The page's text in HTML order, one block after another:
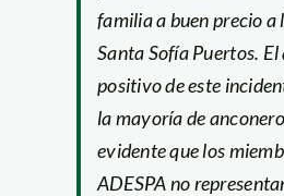
familia a buen precio a
Santa Sofía Puertos.
positivo de este
la mayoría de
evidente que los
ADESPA no